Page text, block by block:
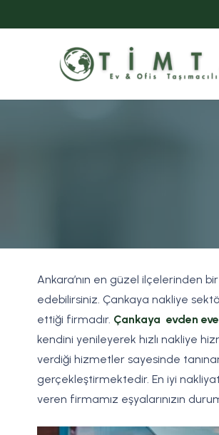
Ankara’nın en güzel ilçelerinden
edebilirsiniz. Çankaya nakliye
ettiği firmadır. Çankaya evden
kendini yenileyerek hızlı nakliye
verdiği hizmetler sayesinde
gerçekleştirmektedir. En iyi
veren firmamız eşyalarınızın